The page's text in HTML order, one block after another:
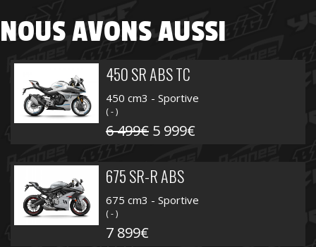
NOUS AVONS AUSSI
450 SR ABS TC
450 cm3 - Sportive
( - )
6 499€ 5 999€
675 SR-R ABS
675 cm3 - Sportive
( - )
7 899€